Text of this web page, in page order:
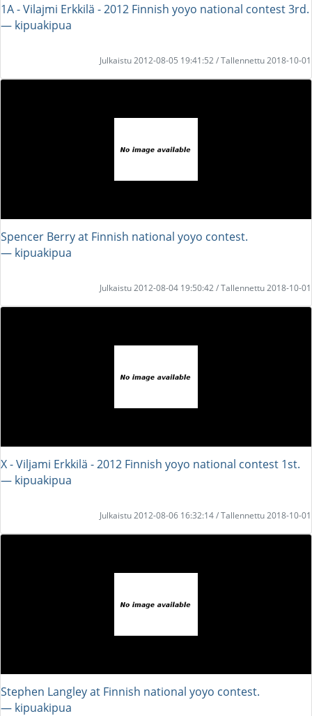
1A - Vilajmi Erkkilä - 2012 Finnish yoyo national contest 3rd.
― kipuakipua
Julkaistu 2012-08-05 19:41:52 / Tallennettu 2018-10-01
Spencer Berry at Finnish national yoyo contest.
― kipuakipua
Julkaistu 2012-08-04 19:50:42 / Tallennettu 2018-10-01
X - Viljami Erkkilä - 2012 Finnish yoyo national contest 1st.
― kipuakipua
Julkaistu 2012-08-06 16:32:14 / Tallennettu 2018-10-01
Stephen Langley at Finnish national yoyo contest.
― kipuakipua